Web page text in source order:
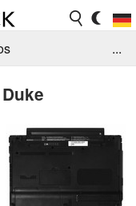
...